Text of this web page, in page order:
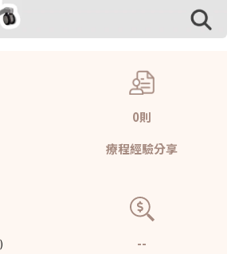
0則
療程經驗分享
--